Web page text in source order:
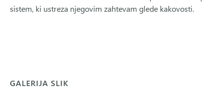
sistem, ki ustreza njegovim zahtevam glede kakovosti.
GALERIJA SLIK